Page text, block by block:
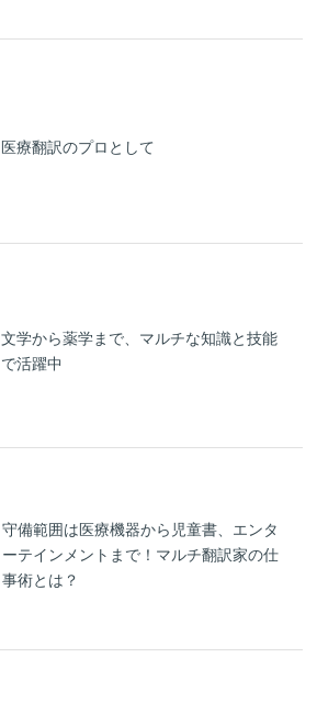
医療翻訳のプロとして
文学から薬学まで、マルチな知識と技能
で活躍中
守備範囲は医療機器から児童書、エンタ
ーテインメントまで！マルチ翻訳家の仕
事術とは？